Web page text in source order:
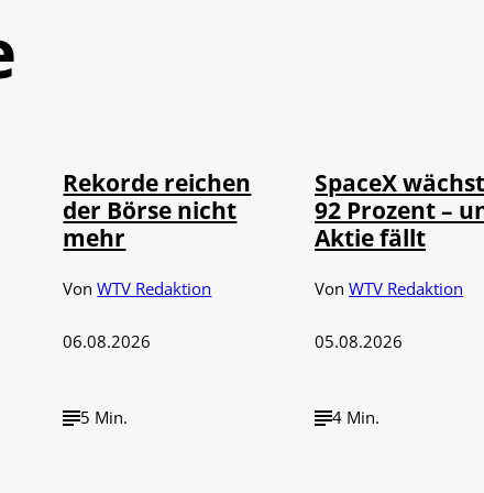
Rekorde reichen
der Börse nicht
mehr
VonWTV Redaktion
06.08.2026
5 Min.
SpaceX
92 Prozent –
Aktie fällt
VonWTV Redaktion
05.08.2026
4 Min.